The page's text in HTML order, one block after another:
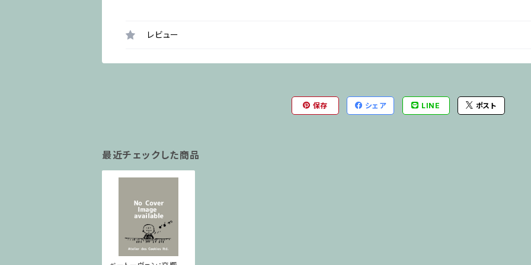
レビュー
保存 シェア LINE ポスト
最近チェックした商品